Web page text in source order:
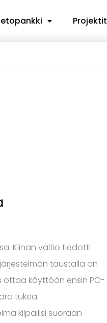
Projektit
Kiinan valtio tiedotti
taustalla on
ottaa käyttöön ensin PC-
tukea
kilpailisi suoraan